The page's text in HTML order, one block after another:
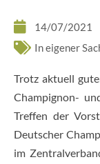
14/07/2021
In eigener
Trotz aktuell
Champignon-
Treffen der
Deutscher
im